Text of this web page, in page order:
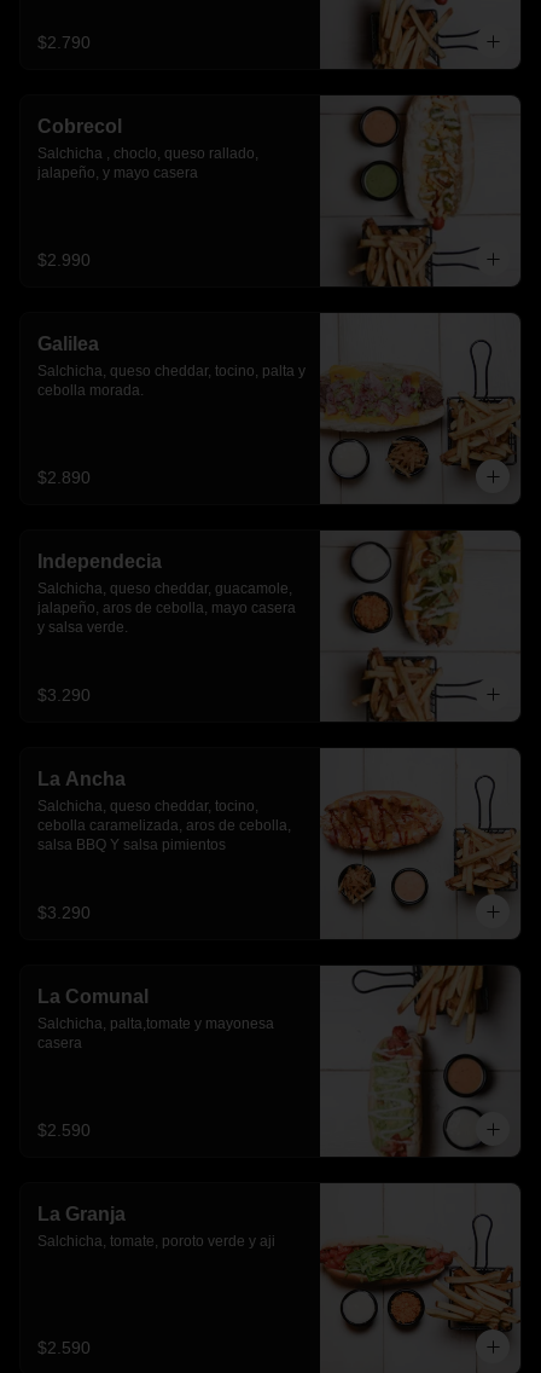
$2.790
Cobrecol
Salchicha , choclo, queso rallado,
jalapeño, y mayo casera
$2.990
Galilea
Salchicha, queso cheddar, tocino, palta y
cebolla morada.
$2.890
Independecia
Salchicha, queso cheddar, guacamole,
jalapeño, aros de cebolla, mayo casera
y salsa verde.
$3.290
La Ancha
Salchicha, queso cheddar, tocino,
cebolla caramelizada, aros de cebolla,
salsa BBQ Y salsa pimientos
$3.290
La Comunal
Salchicha, palta,tomate y mayonesa
casera
$2.590
La Granja
Salchicha, tomate, poroto verde y aji
$2.590